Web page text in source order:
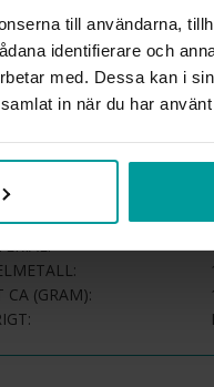
till användarna,
identifierare och
med. Dessa kan i
in när du har
köp, ångerrätt och
by Schalins samt
Läs mer
CA (MM)
CA (GRAM)